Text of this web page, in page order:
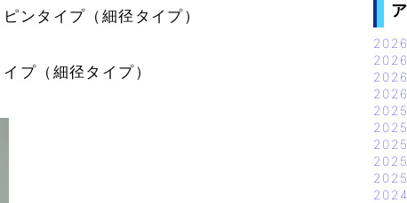
ンタイプ（細径タイプ）
プ（細径タイプ）
2026